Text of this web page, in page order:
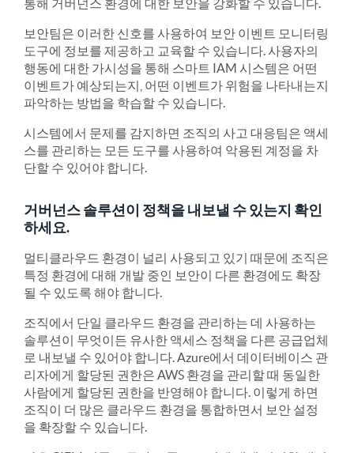
보안팀은 이러한 신호를 사용하여 보안 이벤트 모니터링
도구에 정보를 제공하고 교육할 수 있습니다. 사용자의
행동에 대한 가시성을 통해 스마트 IAM 시스템은 어떤
이벤트가 예상되는지, 어떤 이벤트가 위험을 나타내는지
파악하는 방법을 학습할 수 있습니다.
시스템에서 문제를 감지하면 조직의 사고 대응팀은 액세
스를 관리하는 모든 도구를 사용하여 악용된 계정을 차
단할 수 있어야 합니다.
거버넌스 솔루션이 정책을 내보낼 수 있는지 확인
하세요.
멀티클라우드 환경이 널리 사용되고 있기 때문에 조직은
특정 환경에 대해 개발 중인 보안이 다른 환경에도 확장
될 수 있도록 해야 합니다.
조직에서 단일 클라우드 환경을 관리하는 데 사용하는
솔루션이 무엇이든 유사한 액세스 정책을 다른 공급업체
로 내보낼 수 있어야 합니다. Azure에서 데이터베이스 관
리자에게 할당된 권한은 AWS 환경을 관리할 때 동일한
사람에게 할당된 권한을 반영해야 합니다. 이렇게 하면
조직이 더 많은 클라우드 환경을 통합하면서 보안 설정
을 확장할 수 있습니다.